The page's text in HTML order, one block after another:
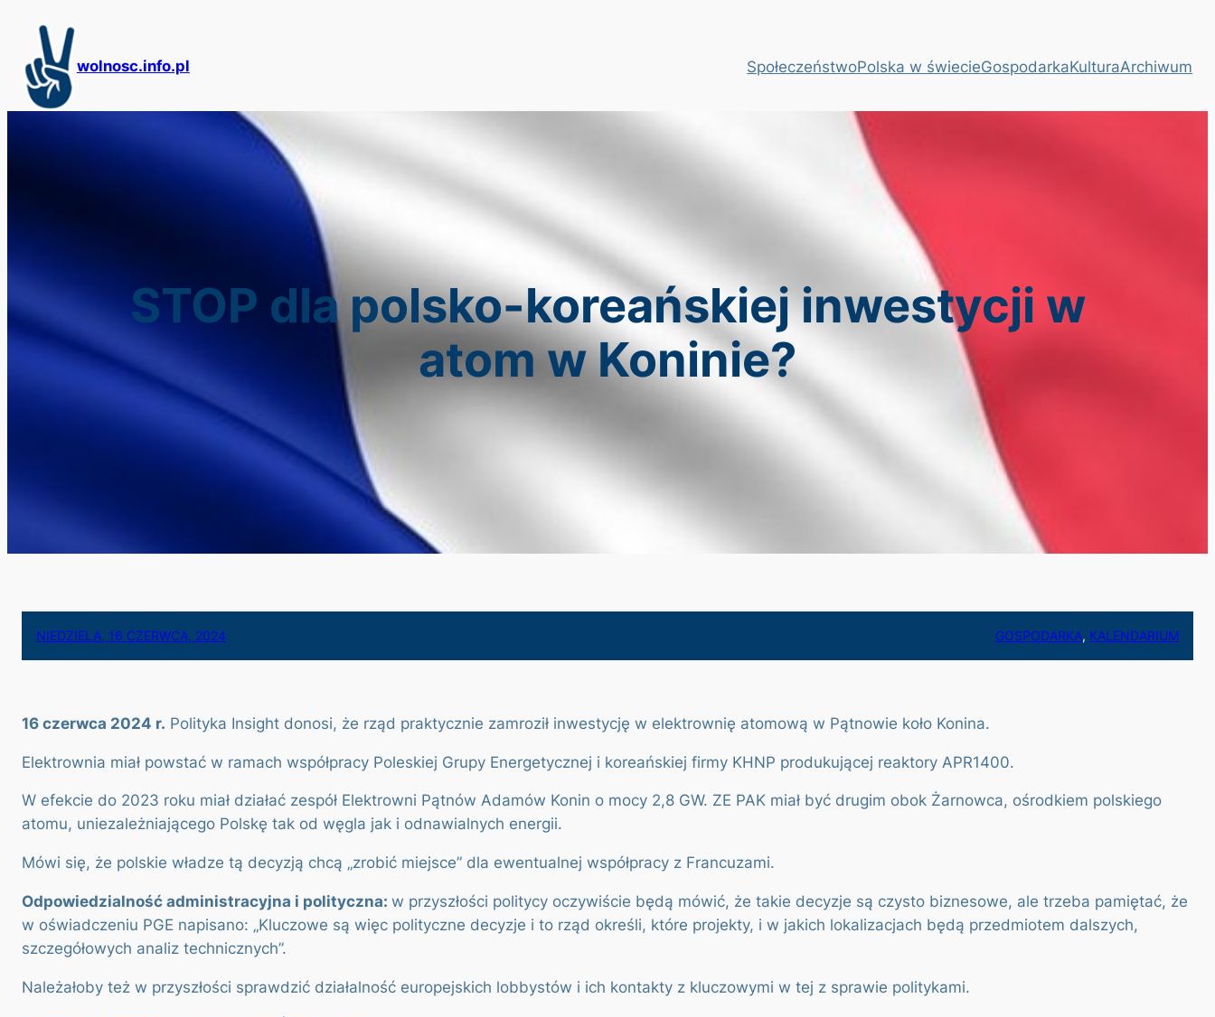
treści
wolnosc.info.pl SpołeczeństwoPolska w świecieGospodarkaKulturaArchiwum
STOP dla polsko-koreańskiej inwestycji w
atom w Koninie?
NIEDZIELA, 16 CZERWCA, 2024 GOSPODARKA, KALENDARIUM
16 czerwca 2024 r. Polityka Insight donosi, że rząd praktycznie zamroził inwestycję w elektrownię atomową w Pątnowie koło Konina.
Elektrownia miał powstać w ramach współpracy Poleskiej Grupy Energetycznej i koreańskiej firmy KHNP produkującej reaktory APR1400.
W efekcie do 2023 roku miał działać zespół Elektrowni Pątnów Adamów Konin o mocy 2,8 GW. ZE PAK miał być drugim obok Żarnowca, ośrodkiem polskiego
atomu, uniezależniającego Polskę tak od węgla jak i odnawialnych energii.
Mówi się, że polskie władze tą decyzją chcą „zrobić miejsce” dla ewentualnej współpracy z Francuzami.
Odpowiedzialność administracyjna i polityczna: w przyszłości politycy oczywiście będą mówić, że takie decyzje są czysto biznesowe, ale trzeba pamiętać, że
w oświadczeniu PGE napisano: „Kluczowe są więc polityczne decyzje i to rząd określi, które projekty, i w jakich lokalizacjach będą przedmiotem dalszych,
szczegółowych analiz technicznych”.
Należałoby też w przyszłości sprawdzić działalność europejskich lobbystów i ich kontakty z kluczowymi w tej z sprawie politykami.